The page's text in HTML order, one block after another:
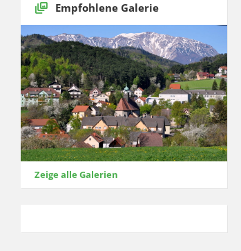
Empfohlene Galerie
Zeige alle Galerien